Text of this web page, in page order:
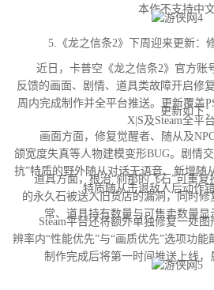
本作不支持中
5.《龙之信条2》下周迎来更新：
近日，卡普空《龙之信条2》官方账
反馈的画面、剧情、道具类故障开启修
周内完成制作并全平台推送。更新覆盖
X|S及Steam全平台
更新如下：
画面方面，修复觉醒者、随从及NPC
颌宽度失真等人物建模变形BUG。剧情
抗”特质的野外随从对话无语音、新增随
特质随从击退敌人后动作
道具方面，根治“刹那的飞石”可重复
的永久石被送入旧货店的漏洞，同时
常、道具持有数量与可售卖数量显
Steam平台还将额外单独修复一处图
辨率内“性能优先”与“画质优先”选项功
制作完成后将第一时间推送上线，